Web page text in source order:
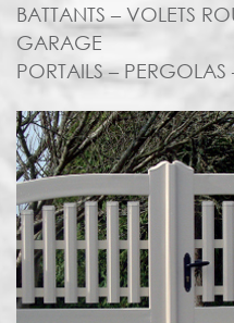
BATTANTS – VOLETS
GARAGE
PORTAILS – PERGOLAS